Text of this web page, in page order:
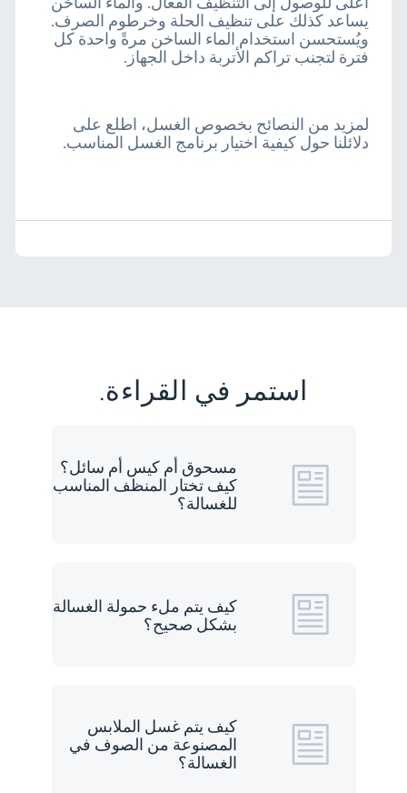
يساعد كذلك على تنظيف الحلة وخرطوم الصرف.
ويُستحسن استخدام الماء الساخن مرةً واحدة كل
فترة لتجنب تراكم الأتربة داخل الجهاز.
لمزيد من النصائح بخصوص الغسل، اطلع على
دلائلنا حول كيفية اختيار برنامج الغسل المناسب.
استمر في القراءة.
مسحوق أم كيس أم سائل؟
كيف تختار المنظف المناسب
للغسالة؟
كيف يتم ملء حمولة الغسالة
بشكل صحيح؟
كيف يتم غسل الملابس
المصنوعة من الصوف في
الغسالة؟